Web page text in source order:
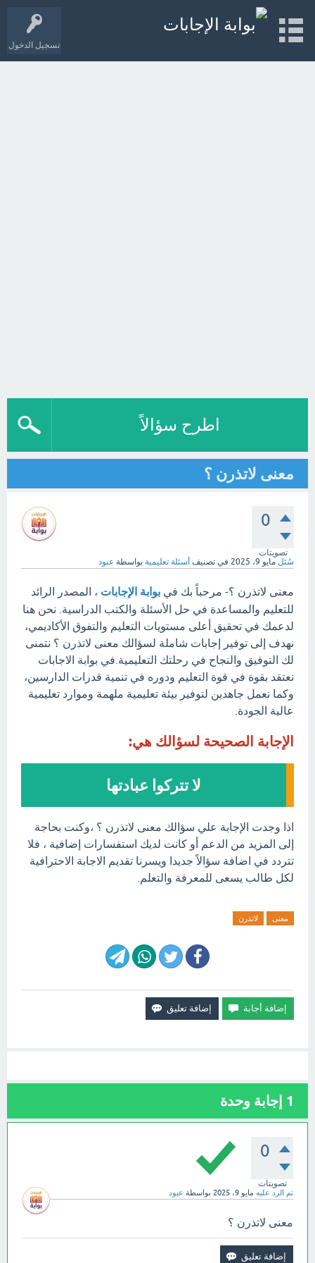
تسجيل الدخول
اطرح سؤالاً
معنى لاتذرن ؟
0
تصويتات
سُئل مايو 9، 2025 في تصنيف أسئلة تعليمية بواسطة عبود
معنى لاتذرن ؟- مرحباً بك في بوابة الإجابات ، المصدر الرائد
للتعليم والمساعدة في حل الأسئلة والكتب الدراسية. نحن هنا
لدعمك في تحقيق أعلى مستويات التعليم والتفوق الأكاديمي،
نهدف إلى توفير إجابات شاملة لسؤالك معنى لاتذرن ؟ نتمنى
لك التوفيق والنجاح في رحلتك التعليمية.في بوابة الاجابات
نعتقد بقوة في قوة التعليم ودوره في تنمية قدرات الدارسين،
وكما نعمل جاهدين لتوفير بيئة تعليمية ملهمة وموارد تعليمية
عالية الجودة.
الإجابة الصحيحة لسؤالك هي:
لا تتركوا عبادتها
اذا وجدت الإجابة علي سؤالك معنى لاتذرن ؟ ،وكنت بحاجة
إلى المزيد من الدعم أو كانت لديك استفسارات إضافية ، فلا
تتردد في اضافة سؤالاً جديدا ويسرنا تقديم الاجابة الاحترافية
لكل طالب يسعى للمعرفة والتعلم.
معنى لاتذرن
1 إجابة وحدة
0
تصويتات
تم الرد عليه مايو 9، 2025 بواسطة عبود
معنى لاتذرن ؟